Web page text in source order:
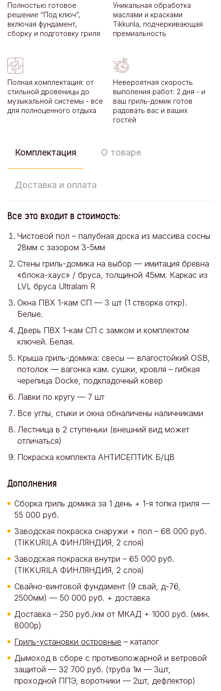
Полностью готовое
решение “Под ключ”,
включая фундамент,
сборку и подготовку гриля
Уникальная обработка
маслами и красками
Tikkurila, подчеркивающая
премиальность
Полная комплектация: от
стильной дровеницы до
музыкальной системы - все
для полноценного отдыха
Невероятная скорость
выполения работ: 2 дня - и
ваш гриль-домик готов
радовать вас и ваших
гостей
Комплектация О товаре
Доставка и оплата
Все это входит в стоимость:
Чистовой пол – палубная доска из массива сосны
28мм с зазором 3-5мм
Стены гриль-домика на выбор — имитация бревна
«блока-хаус» / бруса, толщиной 45мм. Каркас из
LVL бруса Ultralam R
Окна ПВХ 1-кам СП — 3 шт (1 створка откр).
Белые.
Дверь ПВХ 1-кам СП с замком и комплектом
ключей. Белая.
Крыша гриль-домика: свесы — влагостойкий OSB,
потолок — вагонка кам. сушки, кровля – гибкая
черепица Docke, подкладочный ковёр
Лавки по кругу — 7 шт
Все углы, стыки и окна обналичены наличниками
Лестница в 2 ступеньки (внешний вид может
отличаться)
Покраска комплекта АНТИСЕПТИК Б/ЦВ
Дополнения
Сборка гриль домика за 1 день + 1-я топка гриля —
55 000 руб.
Заводская покраска снаружи + пол – 68 000 руб.
(TIKKURILA ФИНЛЯНДИЯ, 2 слоя)
Заводская покраска внутри – 65 000 руб.
(TIKKURILA ФИНЛЯНДИЯ, 2 слоя)
Свайно-винтовой фундамент (9 свай, д-76,
2500мм) — 50 000 руб. + доставка
Доставка – 250 руб./км от МКАД + 1000 руб. (мин.
8000р)
Гриль-установки островные – каталог
Дымоход в сборе с противопожарной и ветровой
защитой — 32 700 руб. (труба 1м — 3шт,
проходной ППЭ, воротники — 2шт, дефлектор)